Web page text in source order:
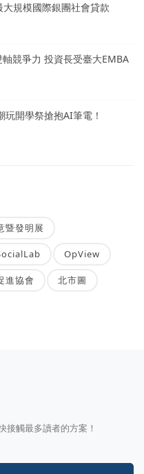
規模國際銀團社會貸款
競爭力 投資長受臺大EMBA
玩開學祭搶抱AI筆電！
暨發明展
OpView
進協會 北市圖
接觸最多讀者的方案！